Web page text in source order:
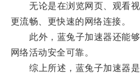
无论是在浏览网页、观看视
更流畅、更快速的网络连接。
此外，蓝兔子加速器还能够
网络活动安全可靠。
综上所述，蓝兔子加速器是